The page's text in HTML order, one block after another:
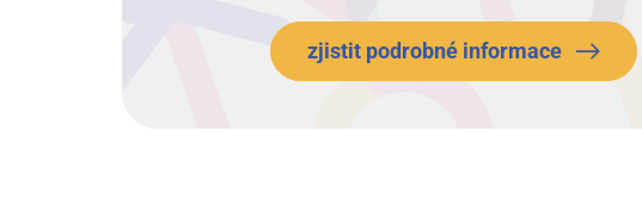
zjistit podrobné informace